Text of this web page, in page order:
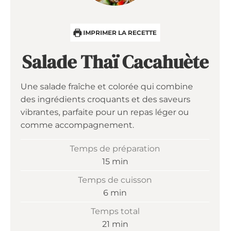
IMPRIMER LA RECETTE
Salade Thaï Cacahuète
Une salade fraîche et colorée qui combine
des ingrédients croquants et des saveurs
vibrantes, parfaite pour un repas léger ou
comme accompagnement.
Temps de préparation
15minutes
min
Temps de cuisson
6minutes
min
Temps total
21 minutes
min